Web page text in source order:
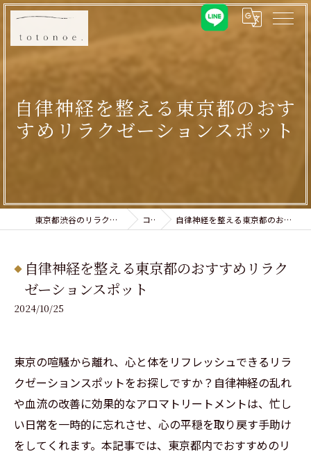
自律神経を整える東京都のおす
すめリラクゼーションスポット
東京都渋谷のリラクゼーションならtotonoe. コラム 自律神経を整える東京都のおすすめリラクゼーションスポット
自律神経を整える東京都のおすすめリラク
ゼーションスポット
2024/10/25
東京の喧騒から離れ、心と体をリフレッシュできるリラ
クゼーションスポットをお探しですか？自律神経の乱れ
や血流の改善に効果的なアロマトリートメントは、忙し
い日常を一時的に忘れさせ、心の平穏を取り戻す手助け
をしてくれます。本記事では、東京都内でおすすめのリ